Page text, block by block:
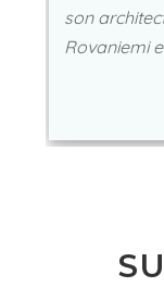
son
Rovaniemi